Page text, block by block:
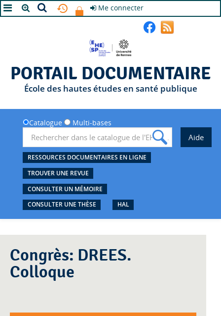
Me connecter
PORTAIL DOCUMENTAIRE
École des hautes études en santé publique
Catalogue Multi-bases
RESSOURCES DOCUMENTAIRES EN LIGNE
TROUVER UNE REVUE
CONSULTER UN MÉMOIRE
CONSULTER UNE THÈSE
HAL
Congrès: DREES.
Colloque